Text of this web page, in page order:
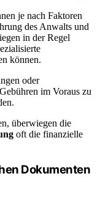
je nach Faktoren
des Anwalts und
in der Regel
können.
oder
im Voraus zu
überwiegen die
oft die finanzielle
Dokumenten